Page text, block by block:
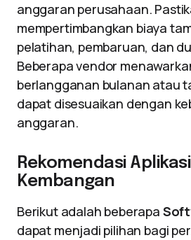
anggaran perusahaan.
mempertimbangkan biaya
pelatihan, pembaruan, dan
Beberapa vendor
berlangganan bulanan atau
dapat disesuaikan dengan
anggaran.
Rekomendasi Aplikasi
Kembangan
Berikut adalah beberapa
dapat menjadi pilihan bagi